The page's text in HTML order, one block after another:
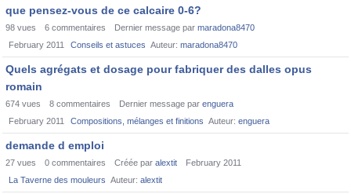
que pensez-vous de ce calcaire 0-6?
98 vues 6 commentaires Dernier message par maradona8470
February 2011
Conseils et astuces Auteur: maradona8470
Quels agrégats et dosage pour fabriquer des dalles opus
romain
674 vues 8 commentaires Dernier message par enguera
February 2011
Compositions, mélanges et finitions Auteur: enguera
demande d emploi
27 vues 0 commentaires Créée par alextit
February 2011
La Taverne des mouleurs Auteur: alextit